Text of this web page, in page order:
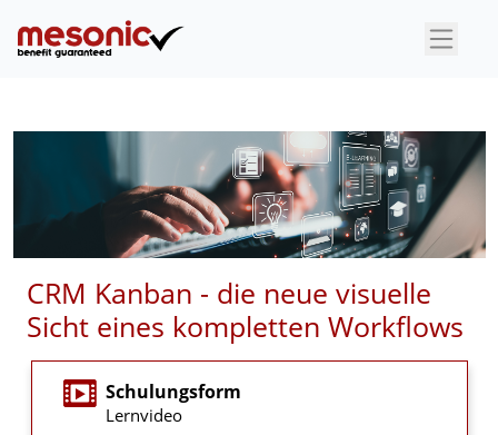
×
CRM Kanban - die neue visuelle
Sicht eines kompletten Workflows
Schulungsform
Lernvideo